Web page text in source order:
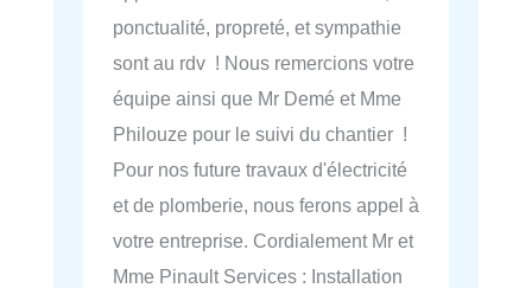
ponctualité, propreté, et sympathie
sont au rdv ! Nous remercions votre
équipe ainsi que Mr Demé et Mme
Philouze pour le suivi du chantier !
Pour nos future travaux d'électricité
et de plomberie, nous ferons appel à
votre entreprise. Cordialement Mr et
Mme Pinault Services : Installation